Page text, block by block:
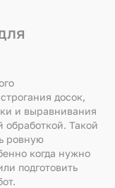
досок,
и выравнивания
обработкой. Такой
ровную
когда нужно
подготовить